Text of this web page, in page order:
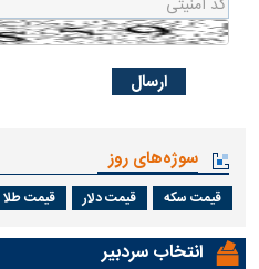
سوژه‌های روز
قیمت سکه قیمت دلار قیمت طلا
انتخاب سردبیر